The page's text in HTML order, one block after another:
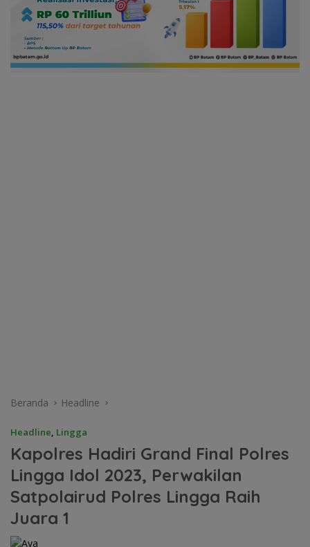
Beranda Headline
Headline, Lingga
Kapolres Hadiri Grand Final Polres
Lingga Idol 2023, Perwakilan
Satpolairud Polres Lingga Raih
Juara 1